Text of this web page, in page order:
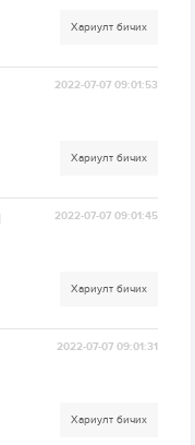
Хариулт бичих
2022-07-07 09:01:53
Хариулт бичих
2022-07-07 09:01:45
Хариулт бичих
2022-07-07 09:01:31
Хариулт бичих